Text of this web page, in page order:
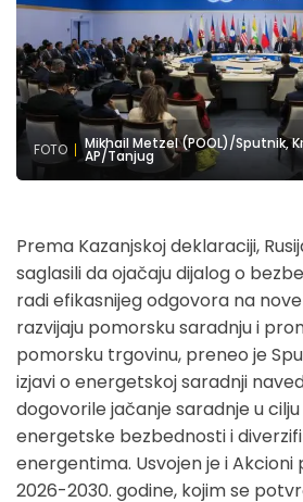
FOTO Mikhail Metzel (POOL)/Sputnik,
AP/Tanjug
Prema Kazanjskoj deklaraciji,
saglasili da ojačaju dijalog o
radi efikasnijeg odgovora na
razvijaju pomorsku saradnju i
pomorsku trgovinu, preneo je
izjavi o energetskoj saradnji
dogovorile jačanje saradnje u
energetske bezbednosti i
energentima. Usvojen je i Akcioni
2026-2030. godine, kojim se